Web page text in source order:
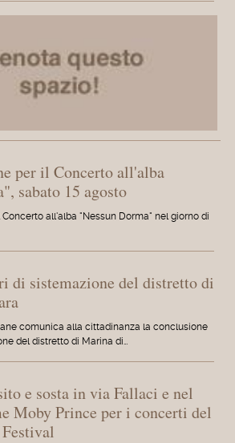
per il Concerto all'alba
sabato 15 agosto
all'alba "Nessun Dorma" nel giorno di
di sistemazione del distretto di
comunica alla cittadinanza la conclusione
del distretto di Marina di…
e sosta in via Fallaci e nel
Moby Prince per i concerti del